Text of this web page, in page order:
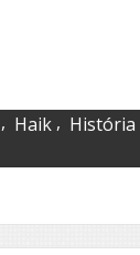
, Haik , História